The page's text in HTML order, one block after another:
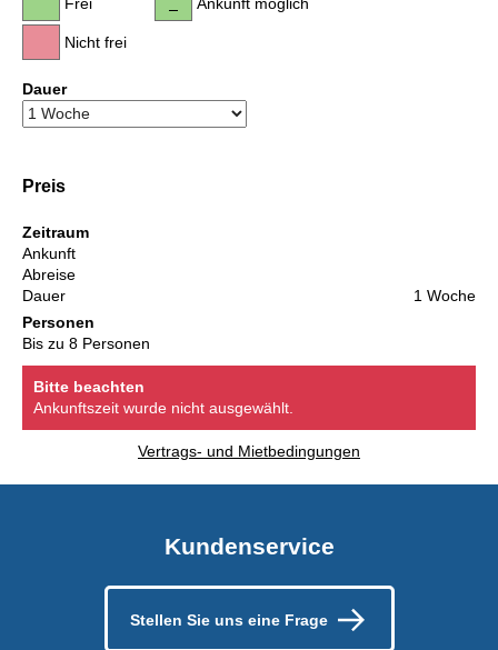
Frei
Nicht frei
Ankunft möglich
Dauer
Preis
Zeitraum
Ankunft
Abreise
Dauer
1 Woche
Personen
Bis zu 8 Personen
Bitte beachten
Ankunftszeit wurde nicht ausgewählt.
Vertrags- und Mietbedingungen
Kundenservice
Stellen Sie uns eine Frage